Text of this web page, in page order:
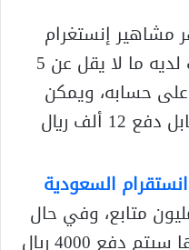
مشاهير إنستغرام
المتعاقدين برخصة، حيث لديه ما لا يقل عن 5
متابع على حسابه، ويمكن
عمل إعلان من خلاله مقابل دفع 12 ألف ريال
السعودية
ما يقارب 1.4 مليون متابع، وفي حال
أرادت الإعلان عبر حسابها سيتم دفع 4000 ريال